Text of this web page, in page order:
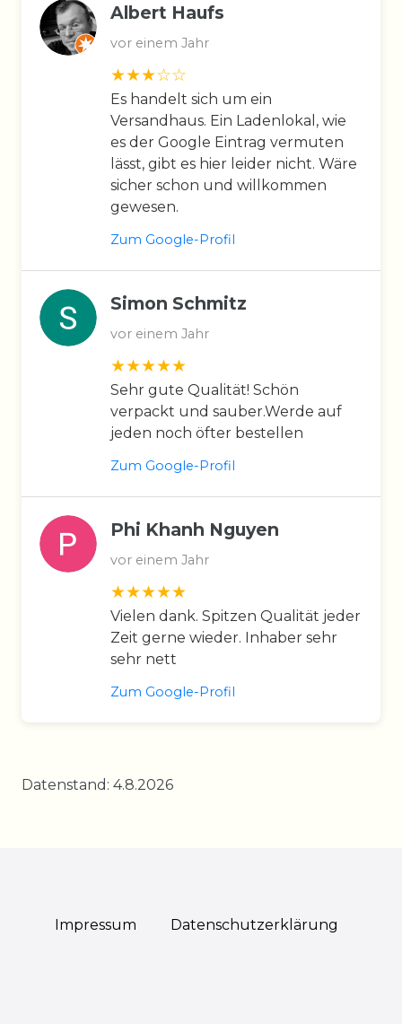
Albert Haufs
vor einem Jahr
Es handelt sich um ein
Versandhaus. Ein Ladenlokal, wie
es der Google Eintrag vermuten
lässt, gibt es hier leider nicht. Wäre
sicher schon und willkommen
gewesen.
Zum Google-Profil
Simon Schmitz
vor einem Jahr
Sehr gute Qualität! Schön
verpackt und sauber.Werde auf
jeden noch öfter bestellen
Zum Google-Profil
Phi Khanh Nguyen
vor einem Jahr
Vielen dank. Spitzen Qualität jeder
Zeit gerne wieder. Inhaber sehr
sehr nett
Zum Google-Profil
Datenstand: 4.8.2026
Impressum Daten­schutz­erklärung